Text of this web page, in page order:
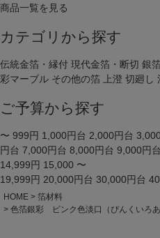
商品一覧を見る
カテゴリから探す
伝統金箔・縁付 現代金箔・断切 銀
彩マーブル その他の箔 上澄 切廻し
ご予算から探す
〜 999円 1,000円台 2,000円台
円台 7,000円台 8,000円台 9,000円台
14,999円 15,000 〜
19,999円 20,000円台 30,000円台
HOME
箔材料
色箔銀彩 ピンク色淡口（ぴんくいろあ